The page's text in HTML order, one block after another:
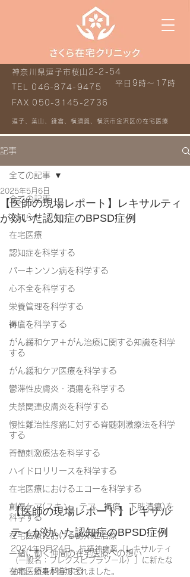
平日9時～17時
神奈川県逗子市桜山2-2-54
TEL 046-874-9475
FAX 050-3145-2736
逗子、葉山、鎌倉、横須賀、横浜市金沢区の在宅医療
記事
全ての記事
お知らせ
在宅医療
認知症を科学する
パーキンソン病を科学する
心不全を科学する
栄養管理を科学する
褥瘡を科学する
がん緩和ケア＋がん治療に関する知識を科学
する
がん緩和ケア医療を科学する
鬱滞性皮膚炎・潰瘍を科学する
失禁関連皮膚炎を科学する
慢性難治性疼痛に対する脊髄刺激療法を科学
する
脊髄刺激療法を科学する
ハイドロリリースを科学する
在宅医療におけるエコーを科学する
創傷ケア(スキン テア、褥瘡、下肢潰瘍)を
科学する
在宅医療における認知症治療
一緒に働く仲間の在宅医療への想い
在宅医療を科学する
全ての記事
【医師の現場レポート】レキサルティ
が効いた認知症のBPSD症例
2025年5月6日
【医師の現場レポート】レキサル
ティが効いた認知症のBPSD症例
2024年9月24日、抗精神病薬「レキサルティ
（一般名：ブレクスピプラゾール）」に新たな
効能・効果が追加されました。